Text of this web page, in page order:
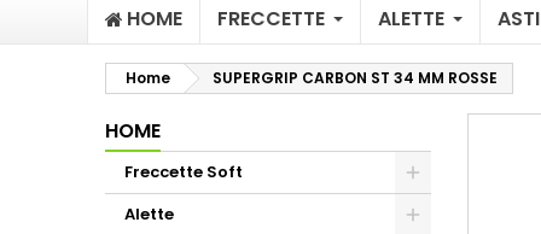
HOME FRECCETTE ALETTE
Home SUPERGRIP CARBON ST 34 MM ROSSE
HOME
Freccette Soft
Alette